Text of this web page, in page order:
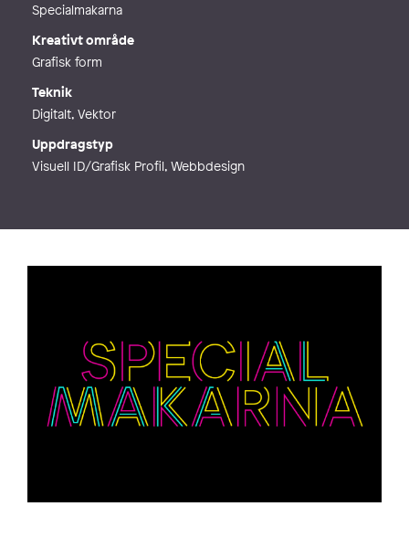
Specialmakarna
Kreativt område
Grafisk form
Teknik
Digitalt, Vektor
Uppdragstyp
Visuell ID/Grafisk Profil, Webbdesign